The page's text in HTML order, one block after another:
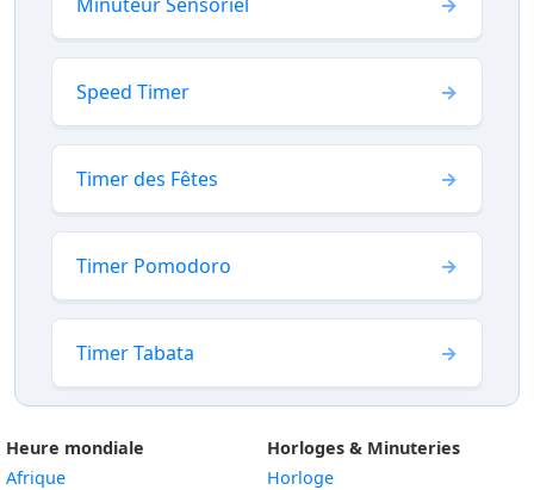
Speed Timer
Timer des Fêtes
Timer Pomodoro
Timer Tabata
Heure mondiale
Afrique
Horloges & Minuteries
Horloge